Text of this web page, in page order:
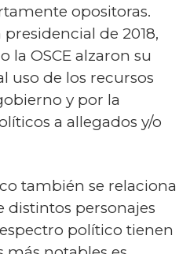
opositoras.
de 2018,
la OSCE alzaron su
uso de los recursos
y por la
a allegados y/o
también se relaciona
distintos personajes
político tienen